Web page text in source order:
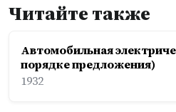
Читайте также
Автомобильная
порядке предложения)
1932